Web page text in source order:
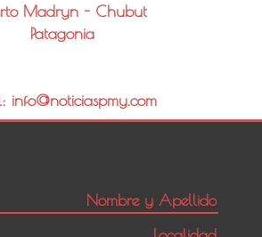
Madryn - Chubut
Patagonia
info@noticiaspmy.com